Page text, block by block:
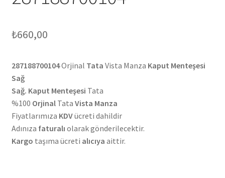
₺660,00
287188700104Orjinal Tata Vista Manza Kaput Menteşesi
Sağ
Sağ. Kaput Menteşesi Tata
%100 OrjinalTata Vista Manza
Fiyatlarımıza KDVücreti dahildir
Adınıza faturalı olarak gönderilecektir.
Kargo taşıma ücreti alıcıya aittir.